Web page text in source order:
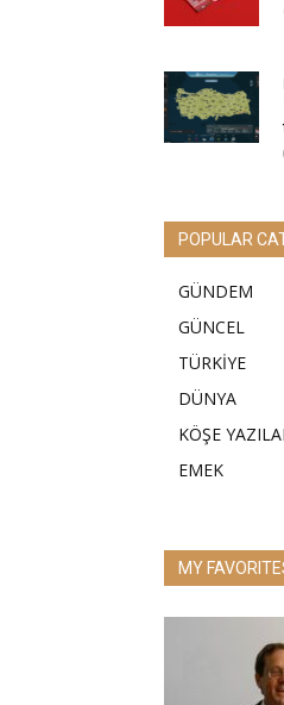
POPULAR
GÜNDEM
GÜNCEL
TÜRKİYE
DÜNYA
KÖŞE
EMEK
MY